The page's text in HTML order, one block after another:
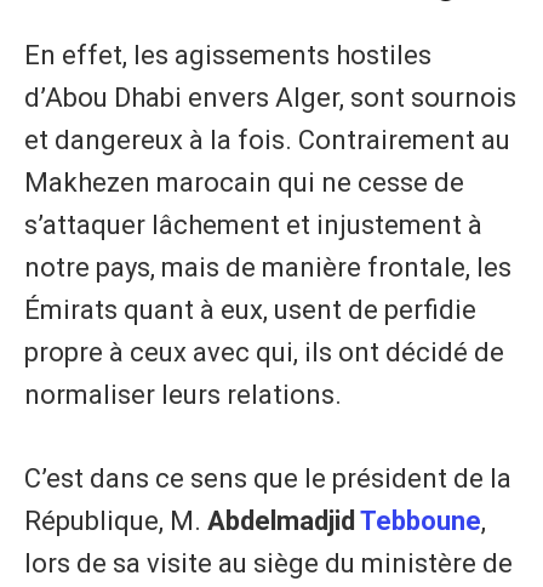
En effet, les agissements hostiles
d’Abou Dhabi envers Alger, sont sournois
et dangereux à la fois. Contrairement au
Makhezen marocain qui ne cesse de
s’attaquer lâchement et injustement à
notre pays, mais de manière frontale, les
Émirats quant à eux, usent de perfidie
propre à ceux avec qui, ils ont décidé de
normaliser leurs relations.
C’est dans ce sens que le président de la
République, M. Abdelmadjid Tebboune,
lors de sa visite au siège du ministère de